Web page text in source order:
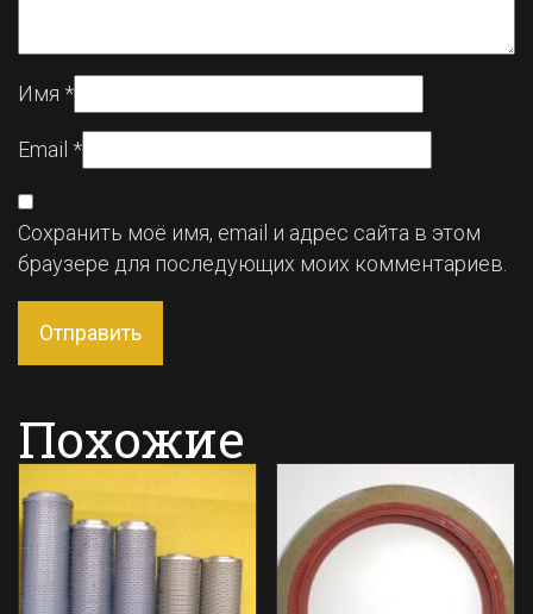
Имя *
Email *
Сохранить моё имя, email и адрес сайта в этом
браузере для последующих моих комментариев.
Похожие